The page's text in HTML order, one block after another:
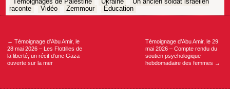
Témoignages de Palestine
Ukraine
Un ancien soldat israélien
raconte
Vidéo Zemmour Éducation
Navigation
← Témoignage d’Abu Amir, le
28 mai 2026 – Les Flottilles de
la liberté, un récit d’une Gaza
ouverte sur la mer
Témoignage d’Abu Amir, le 29
mai 2026 – Compte rendu du
soutien psychologique
hebdomadaire des femmes →